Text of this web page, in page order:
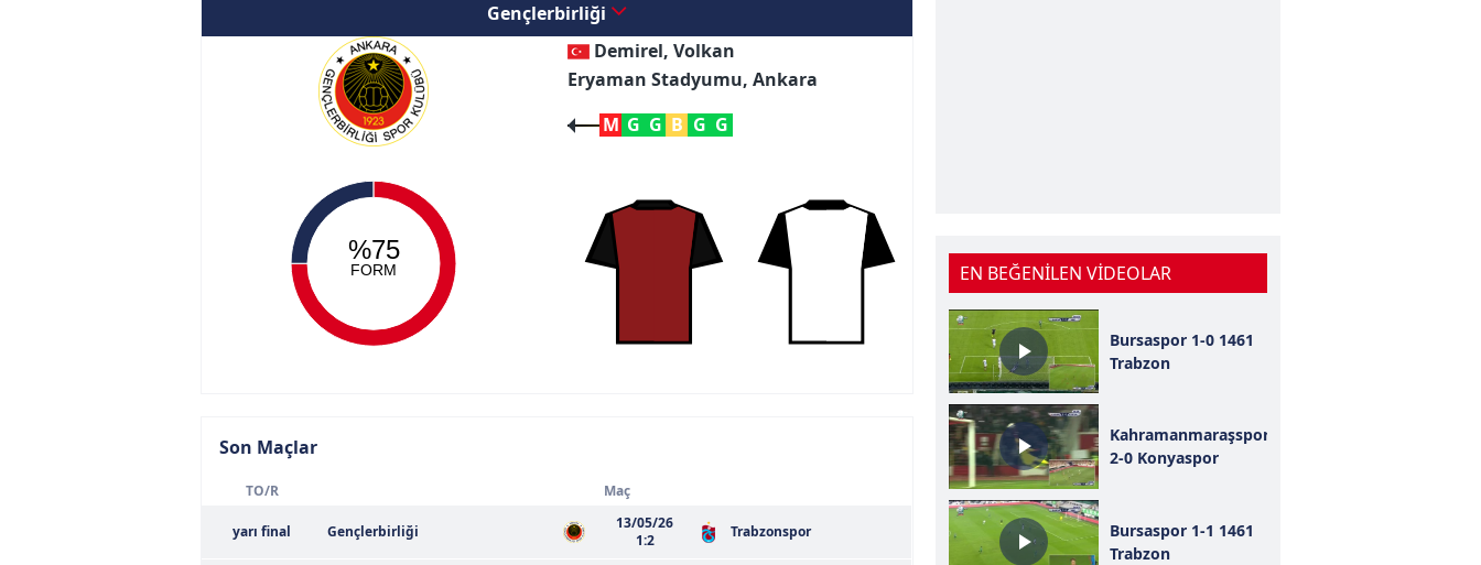
Gençlerbirliği
Demirel, Volkan
Eryaman Stadyumu, Ankara
M G G B G G
%75
FORM
Son Maçlar
TO/R Maç
yarı final Gençlerbirliği
13/05/26
1:2
Trabzonspor
EN BEĞENİLEN VİDEOLAR
Bursaspor 1-0 1461
Trabzon
Kahramanmaraşspor
2-0 Konyaspor
Bursaspor 1-1 1461
Trabzon